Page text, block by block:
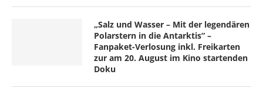
„Salz und Wasser – Mit der legendären
Polarstern in die Antarktis“ –
Fanpaket-Verlosung inkl. Freikarten
zur am 20. August im Kino startenden
Doku